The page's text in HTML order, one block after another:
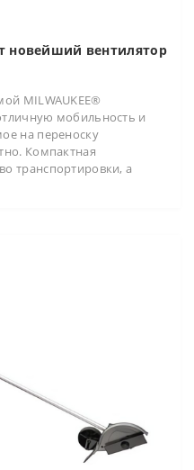
новейший вентилятор
MILWAUKEE®
мобильность и
на переноску
Компактная
транспортировки, а